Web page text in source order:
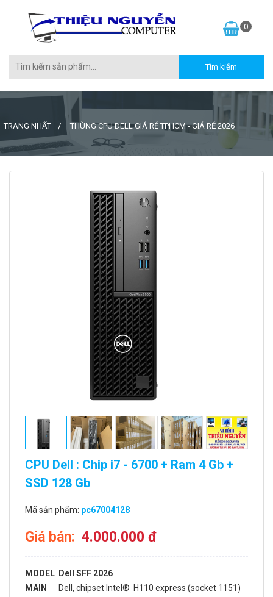
0
TRANG NHẤT THÙNG CPU DELL GIÁ RẺ TPHCM - GIÁ RẺ 2026
CPU Dell : Chip i7 - 6700 + Ram 4 Gb +
SSD 128 Gb
Mã sản phẩm: pc67004128
Giá bán: 4.000.000 đ
MODEL Dell SFF 2026
MAIN
Dell, chipset Intel® H110 express (socket 1151)